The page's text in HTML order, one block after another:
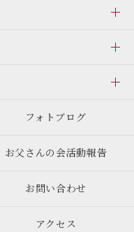
フォトブログ
お父さんの会活動報告
お問い合わせ
アクセス